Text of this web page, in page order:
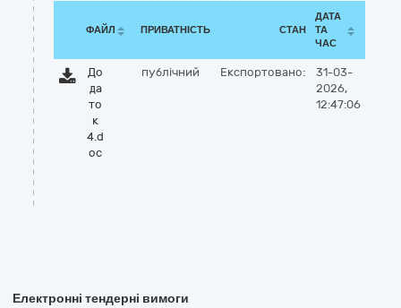
ФАЙЛ ПРИВАТНІСТЬ СТАН
ДАТА
ТА
ЧАС
До
да
то
к
4.d
oc
публічний Експортовано:
31-03-
2026,
12:47:06
Електронні тендерні вимоги